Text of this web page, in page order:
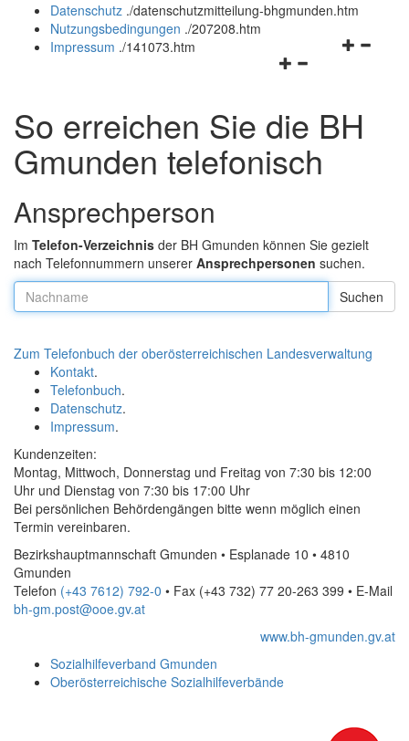
und
schließen
Datenschutz ./datenschutzmitteilung-bhgmunden.htm
Nutzungsbedingungen ./207208.htm
Navigationsmenü
schließen
Impressum ./141073.htm
So erreichen Sie die BH
Gmunden telefonisch
Ansprechperson
Im Telefon-Verzeichnis der BH Gmunden können Sie gezielt
nach Telefonnummern unserer Ansprechpersonen suchen.
Nachname:
Zum Telefonbuch der oberösterreichischen Landesverwaltung
Kontakt.
Telefonbuch.
Datenschutz.
Impressum.
Kundenzeiten:
Montag, Mittwoch, Donnerstag und Freitag von 7:30 bis 12:00
Uhr und Dienstag von 7:30 bis 17:00 Uhr
Bei persönlichen Behördengängen bitte wenn möglich einen
Termin vereinbaren.
Bezirkshauptmannschaft Gmunden • Esplanade 10 • 4810
Gmunden
Telefon (+43 7612) 792-0 • Fax (+43 732) 77 20-263 399 • E-Mail
bh-gm.post@ooe.gv.at
www.bh-gmunden.gv.at
Sozialhilfeverband Gmunden
Oberösterreichische Sozialhilfeverbände